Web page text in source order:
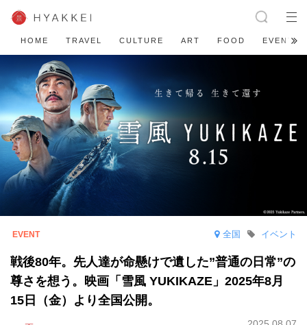
HOME TRAVEL CULTURE ART FOOD EVENT
全国 イベント
戦後80年。先人達が命懸けで遺した”普通の日常”の
尊さを想う。映画「雪風 YUKIKAZE」2025年8月
15日（金）より全国公開。